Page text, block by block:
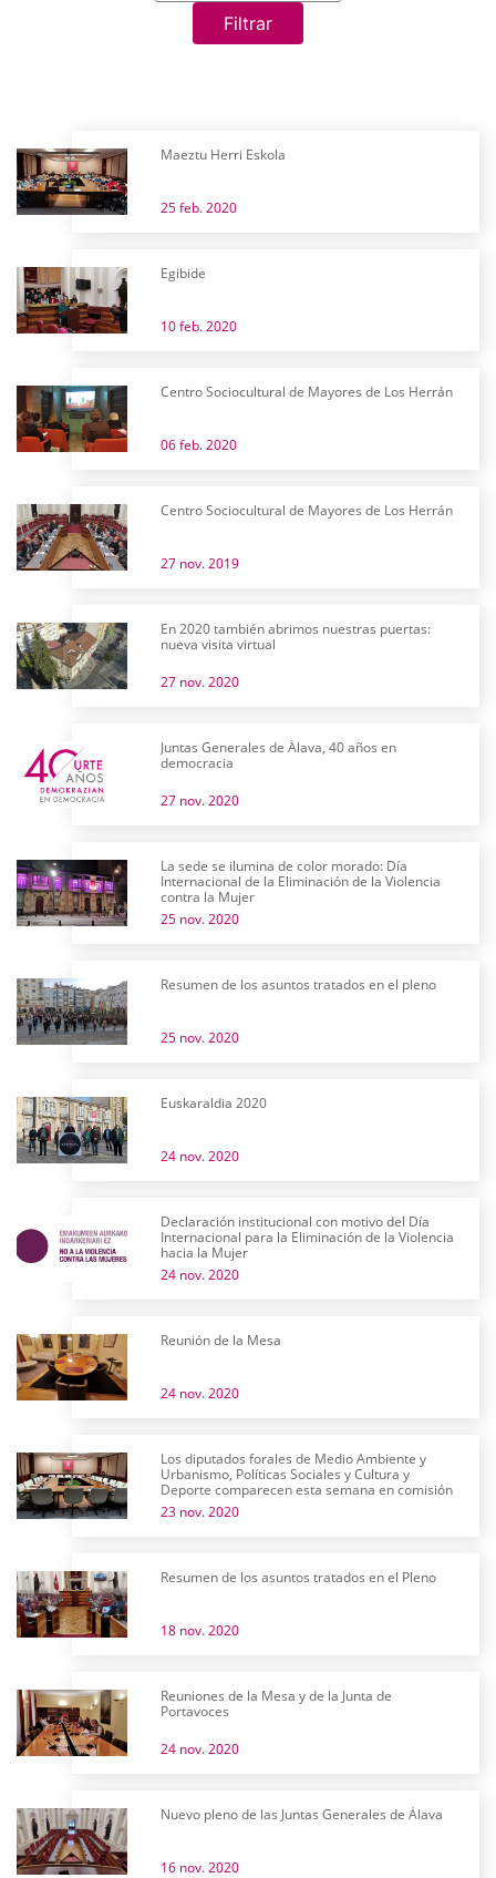
Filtrar
Maeztu Herri Eskola
25 feb. 2020
Egibide
10 feb. 2020
Centro Sociocultural de Mayores de Los Herrán
06 feb. 2020
Centro Sociocultural de Mayores de Los Herrán
27 nov. 2019
En 2020 también abrimos nuestras puertas:
nueva visita virtual
27 nov. 2020
Juntas Generales de Álava, 40 años en
democracia
27 nov. 2020
La sede se ilumina de color morado: Día
Internacional de la Eliminación de la Violencia
contra la Mujer
25 nov. 2020
Resumen de los asuntos tratados en el pleno
25 nov. 2020
Euskaraldia 2020
24 nov. 2020
Declaración institucional con motivo del Día
Internacional para la Eliminación de la Violencia
hacia la Mujer
24 nov. 2020
Reunión de la Mesa
24 nov. 2020
Los diputados forales de Medio Ambiente y
Urbanismo, Políticas Sociales y Cultura y
Deporte comparecen esta semana en comisión
23 nov. 2020
Resumen de los asuntos tratados en el Pleno
18 nov. 2020
Reuniones de la Mesa y de la Junta de
Portavoces
24 nov. 2020
Nuevo pleno de las Juntas Generales de Álava
16 nov. 2020